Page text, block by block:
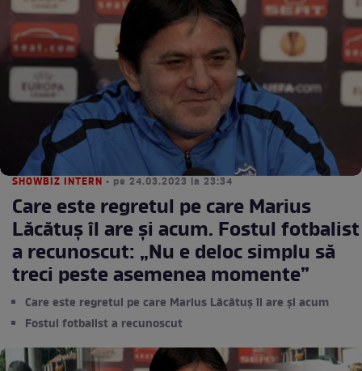
SHOWBIZ INTERN • pe 24.03.2023 la 23:34
Care este regretul pe care Marius
Lăcătuș îl are și acum. Fostul fotbalist
a recunoscut: „Nu e deloc simplu să
treci peste asemenea momente”
Care este regretul pe care Marius Lăcătuș îl are și acum
Fostul fotbalist a recunoscut